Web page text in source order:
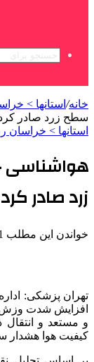
خانه/ استانها >
سطح زرد صادر
استانها >
هواشناسی
زرد صادر کرد
خواندن این مطلب 1 دقیقه زمان میبرد
تهران پزشکی:
افزایش شدت وزش
و مستعد و
کیفیت هوا هشدار